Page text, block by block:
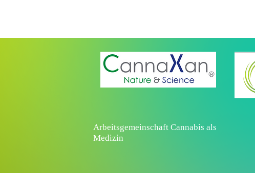
Arbeitsgemeinschaft Cannabis als
Medizin